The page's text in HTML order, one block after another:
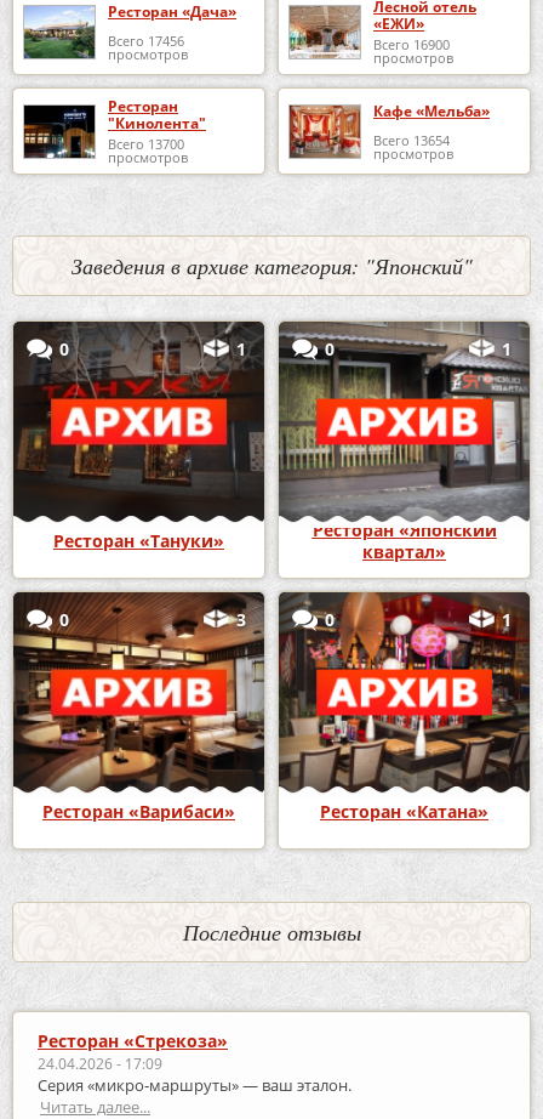
Ресторан «Дача»
Всего 17456
просмотров
Лесной отель
«ЕЖИ»
Всего 16900
просмотров
Ресторан
"Кинолента"
Всего 13700
просмотров
Кафе «Мельба»
Всего 13654
просмотров
Заведения в архиве категория: "Японский"
0 1
Ресторан «Тануки»
0 1
Ресторан «Японский
квартал»
0 3
Ресторан «Варибаси»
0 1
Ресторан «Катана»
Последние отзывы
Ресторан «Стрекоза»
24.04.2026 - 17:09
Серия «микро‑маршруты» — ваш эталон.
Читать далее...